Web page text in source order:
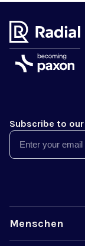
Subscribe to
Email
Menschen